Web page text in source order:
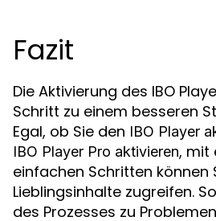
Fazit
Die Aktivierung des IBO
Schritt zu einem besseren
Egal, ob Sie den IBO Player
IBO Player Pro aktivieren, mit
einfachen Schritten können
Lieblingsinhalte zugreifen.
des Prozesses zu